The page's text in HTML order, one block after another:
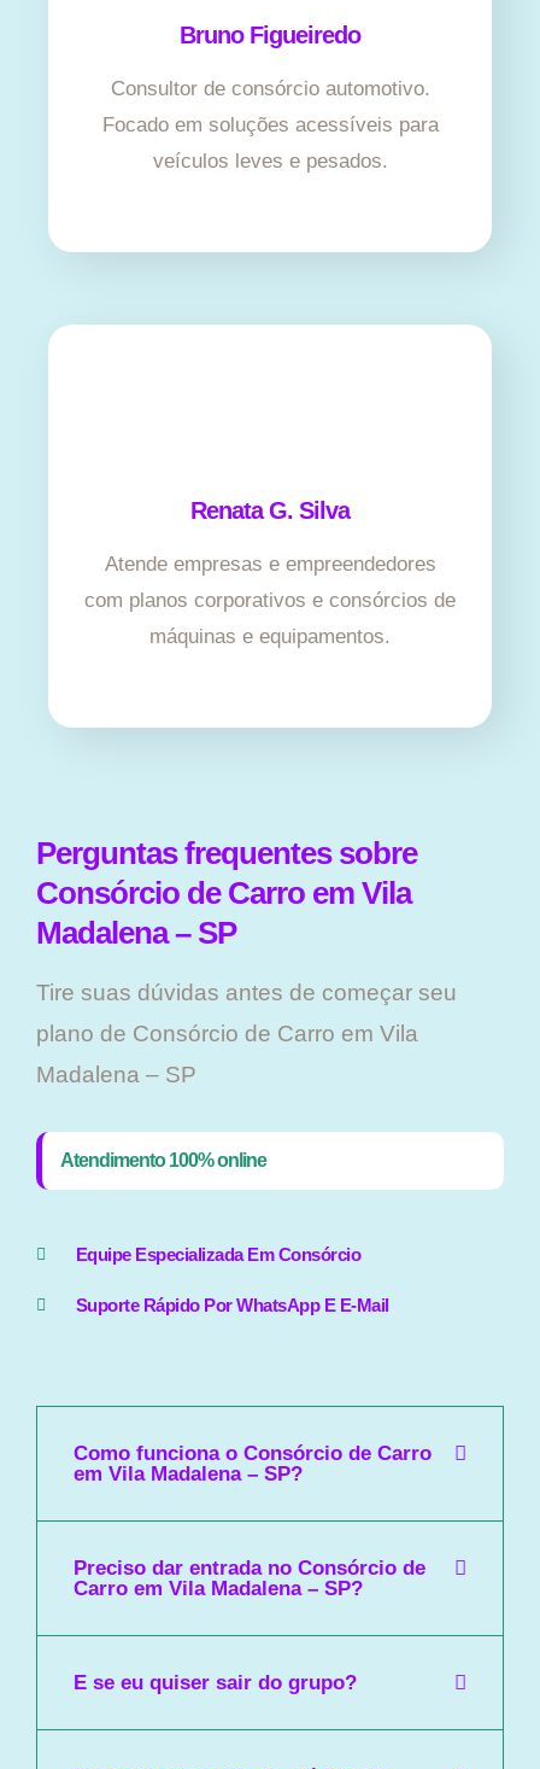
Bruno Figueiredo
Consultor de consórcio automotivo.
Focado em soluções acessíveis para
veículos leves e pesados.
Renata G. Silva
Atende empresas e empreendedores
com planos corporativos e consórcios de
máquinas e equipamentos.
Perguntas frequentes sobre
Consórcio de Carro em Vila
Madalena – SP
Tire suas dúvidas antes de começar seu
plano ​de Consórcio de Carro em Vila
Madalena – SP
Atendimento 100% online
Equipe Especializada Em Consórcio
Suporte Rápido Por WhatsApp E E-Mail
Como funciona o Consórcio de Carro
em Vila Madalena – SP?
Preciso dar entrada no Consórcio de
Carro em Vila Madalena – SP?
E se eu quiser sair do grupo?